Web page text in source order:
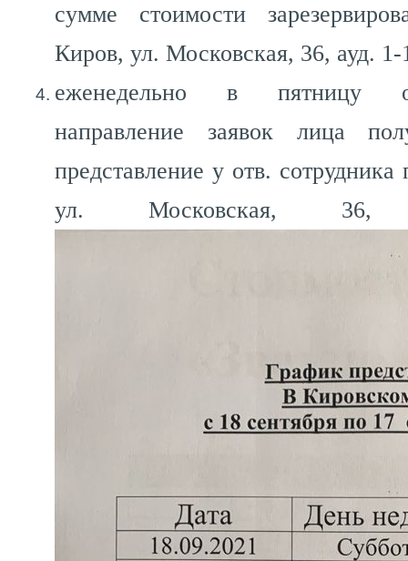
сумме стоимости
Киров, ул. Московская, 36, ауд. 1-
еженедельно в пятницу
направление заявок лица
представление у отв.
ул. Московская, 36,